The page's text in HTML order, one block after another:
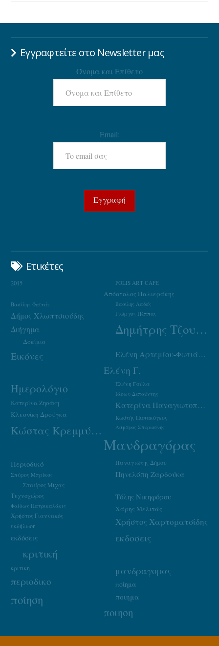
Εγγραφτείτε στο Newsletter μας
Όνομα και Επίθετο
Email:
Ετικέτες
2015 POLIS ART CAFE
Απόστολος Παλιεράκης
Βασίλης Λαδάς
Βασίλης Φαϊτάς
Γιώργος Πέππας
Δήμος Χλωπτσιούδης
Δημήτρης Τζουμάκας
Διήγημα
Δοκίμιο
Εικόνες Ελένη Αρτεμίου-Φωτιάδου
Ελένη Γ.
Ελένη Γούλα
Ημερολόγιο Ιάσων Δεπούντης
Κατερίνα Ζησάκη Κατερίνα Παναγιωτοπούλου
Κλεονίκη Δρούγκα Κωστής Παπακόγκος
Κώστας Κρεμμύδας Λάμπρος Σπυριούνης
Μανδραγόρας
Παναγιώτης Δήμου
Περιοδικό
Πηνελόπη Ζαρδούκα
Σπύρος Μπρίκος
Σταύρος Μίχας
Τεχνοχώρος
Τόλης Νικηφόρου
Φαίδων Πατρικαλάκις Χάρης Μελιτάς
Χρήστος Γιαννακός
Χρήστος Χαρτοματσίδης
εκδήλωση
εκδοσεις
εκδόσεις
κριτική
κριτικη μανδραγορας
περιοδικο ποίημα
ποίηση ποιημα
ποιηση